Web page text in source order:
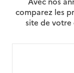
comparez les
site de votre